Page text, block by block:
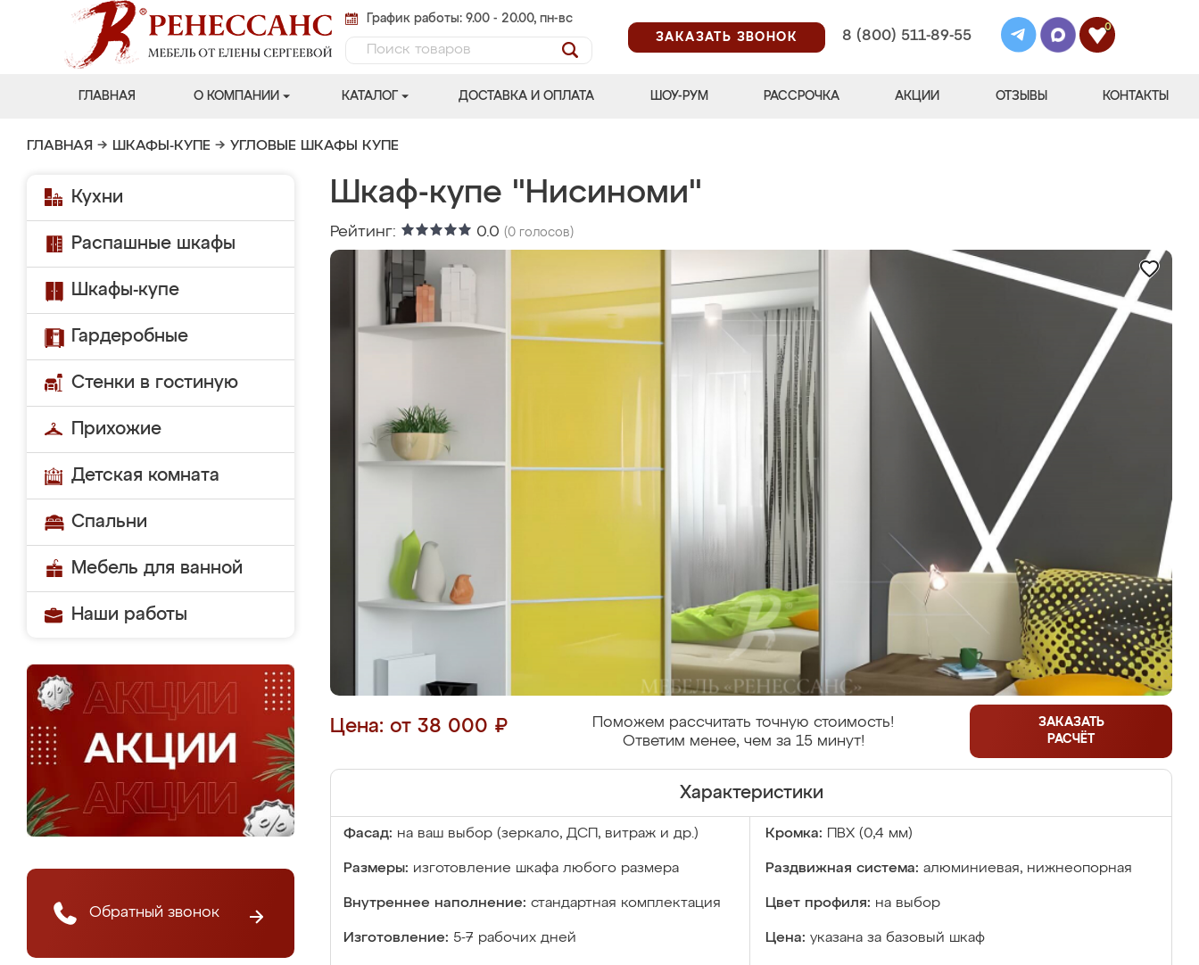
График работы: 9.00 - 20.00, пн-вс
ЗАКАЗАТЬ ЗВОНОК
8 (800) 511-89-55
0
ГЛАВНАЯ О КОМПАНИИ КАТАЛОГ ДОСТАВКА И ОПЛАТА ШОУ-РУМ РАССРОЧКА АКЦИИ ОТЗЫВЫ КОНТАКТЫ
ГЛАВНАЯ → ШКАФЫ-КУПЕ → УГЛОВЫЕ ШКАФЫ КУПЕ
Кухни
Распашные шкафы
Шкафы-купе
Гардеробные
Стенки в гостиную
Прихожие
Детская комната
Спальни
Мебель для ванной
Наши работы
Обратный звонок
Шкаф-купе "Нисиноми"
Рейтинг: 0.0 (0 голосов)
Цена: от 38 000 ₽
Поможем рассчитать точную стоимость!
Ответим менее, чем за 15 минут!
ЗАКАЗАТЬ
РАСЧЁТ
Характеристики
Фасад: на ваш выбор (зеркало, ДСП, витраж и др.) Кромка: ПВХ (0,4 мм)
Размеры: изготовление шкафа любого размера Раздвижная система: алюминиевая, нижнеопорная
Внутреннее наполнение: стандартная комплектация Цвет профиля: на выбор
Изготовление: 5-7 рабочих дней Цена: указана за базовый шкаф